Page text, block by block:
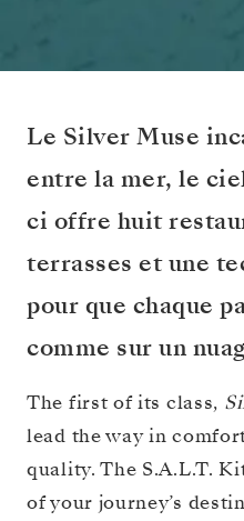
Le Silver Muse
entre la mer, le
ci offre huit
terrasses et une
pour que chaque
comme sur un
The first of its class,
lead the way in
quality. The S.A.L.T.
of your journey’s